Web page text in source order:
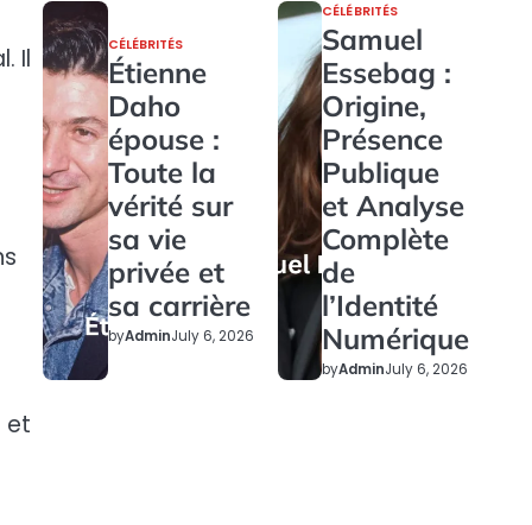
Il
et
CÉLÉBRITÉS
Étienne
Daho
épouse :
Toute la
vérité sur
sa vie
privée et
sa carrière
byAdminJuly 6, 2026
CÉLÉBRITÉS
Samuel
Essebag :
Origine,
Présence
Publique
et Analyse
Complète
de
l’Identité
Numérique
byAdminJuly 6, 2026